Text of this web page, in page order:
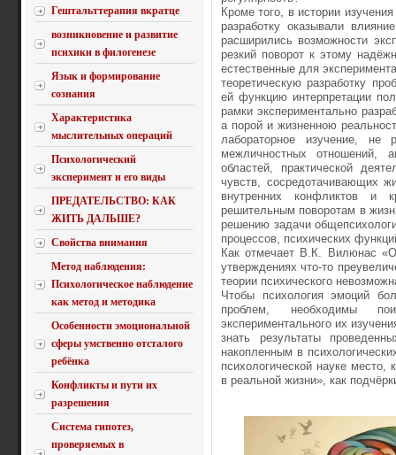
Гештальттерапия вкратце
возникновение и развитие
психики в филогенезе
Язык и формирование
сознания
Характеристика
мыслительных операций
Психологический
эксперимент и его виды
ПРЕДАТЕЛЬСТВО: КАК
ЖИТЬ ДАЛЬШЕ?
Свойства внимания
Метод наблюдения:
Психологическое наблюдение
как метод и методика
Особенности эмоциональной
сферы умственно отсталого
ребёнка
Конфликты и пути их
разрешения
Система гипотез,
проверяемых в
Кроме того, в истории
разработку оказывали
расширились возможности
резкий поворот к этому
естественные для
теоретическую разработку
ей функцию интерпретации
рамки экспериментально
а порой и жизненною
лабораторное изучение, не
межличностных отношений,
областей, практической
чувств, сосредотачивающих
внутренних конфликтов и
решительным поворотам в
решению задачи
процессов, психических
Как отмечает В.К. Вилюнас
утверждениях что-то
теории психического
Чтобы психология эмоций
проблем, необходимы
экспериментального их
знать результаты
накопленным в
психологической науке место,
в реальной жизни», как